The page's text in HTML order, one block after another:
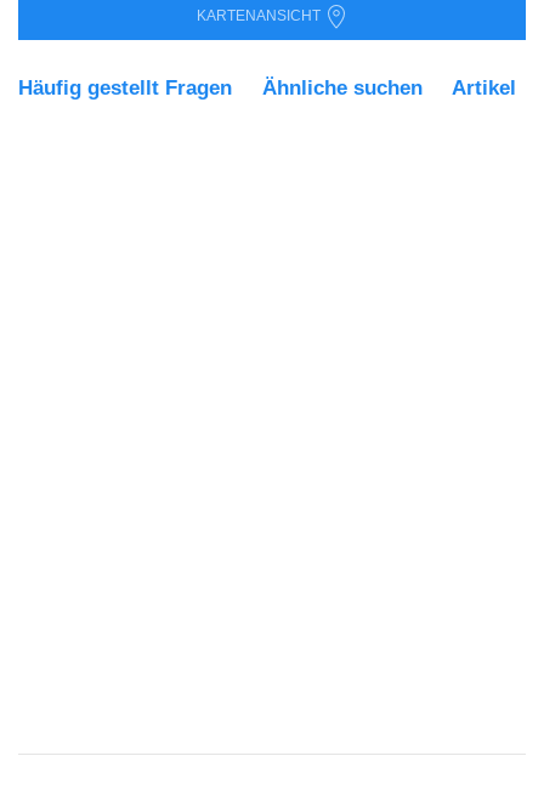
KARTENANSICHT
Häufig gestellt Fragen Ähnliche suchen Artikel